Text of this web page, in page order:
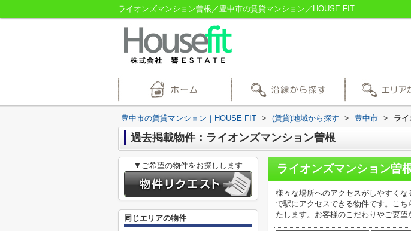
ライオンズマンション曽根／豊中市の賃貸マンション／HOUSE FIT
豊中市の賃貸マンション｜HOUSE FIT > (賃貸)地域から探す > 豊中市 > ラ
過去掲載物件：ライオンズマンション曽根
ライオンズマンション曽
様々な場所へのアクセスがしやすく
で駅にアクセスできる物件です。こ
たします。お客様のこだわりやご要
▼ご希望の物件をお探しします
同じエリアの物件